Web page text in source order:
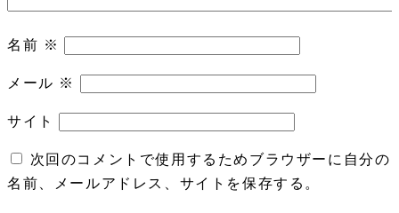
名前 ※
メール ※
サイト
次回のコメントで使用するためブラウザーに自分の
名前、メールアドレス、サイトを保存する。